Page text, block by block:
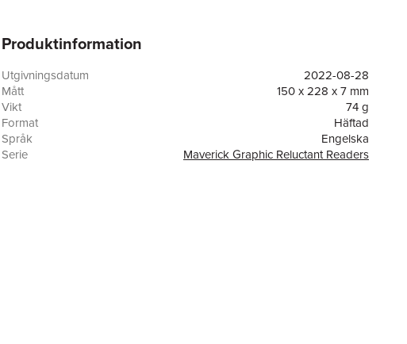
Produktinformation
Utgivningsdatum
2022-08-28
Mått
150 x 228 x 7 mm
Vikt
74 g
Format
Häftad
Språk
Engelska
Serie
Maverick Graphic Reluctant Readers